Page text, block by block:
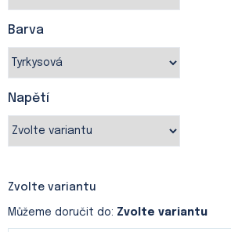
Barva
Napětí
Můžeme doručit do: Zvolte variantu
Zvolte variantu